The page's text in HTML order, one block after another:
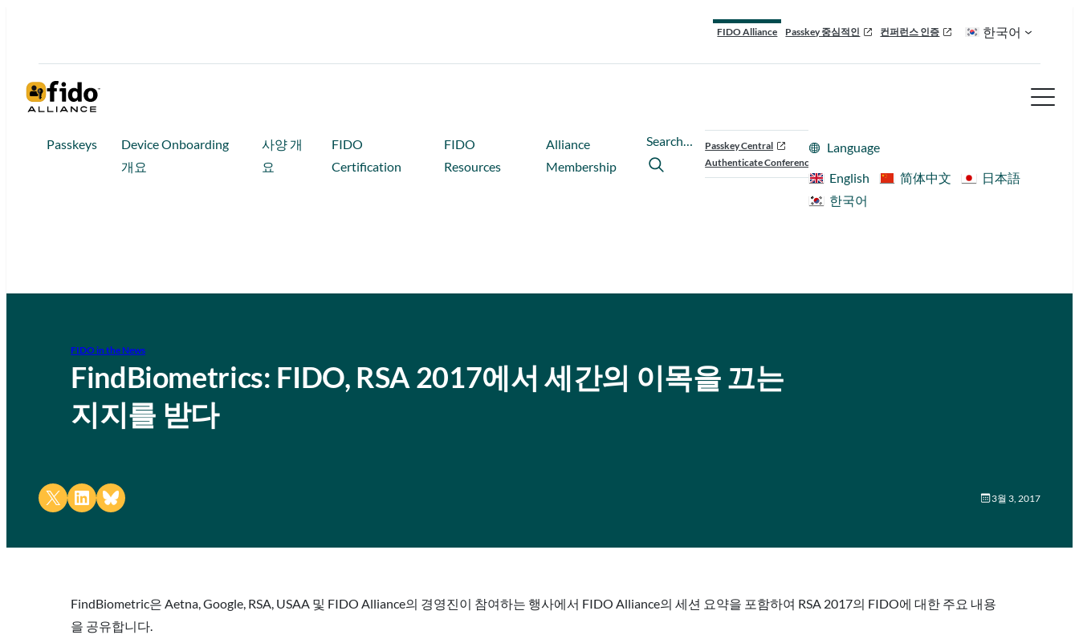
FIDO Alliance Passkey 중심적인 컨퍼런스 인증 한국어
Passkeys
Device Onboarding
개요
사양 개
요
FIDO
Certification
FIDO
Resources
Alliance
Membership
Search…
Passkey Central
Authenticate Conference
Language
English
简体中文
日本語
한국어
FIDO in the News
FindBiometrics: FIDO, RSA 2017에서 세간의 이목을 끄는
지지를 받다
Share on X Share on LinkedIn
Share on Bluesky 3월 3, 2017
FindBiometric은 Aetna, Google, RSA, USAA 및 FIDO Alliance의 경영진이 참여하는 행사에서 FIDO Alliance의 세션 요약을 포함하여 RSA 2017의 FIDO에 대한 주요 내용
을 공유합니다.